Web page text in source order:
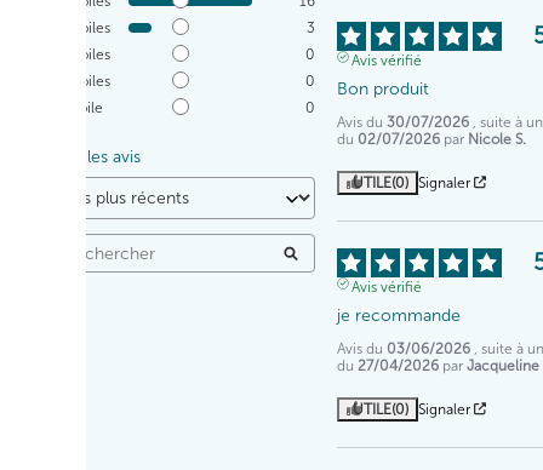
étoiles
3
étoiles
0
étoiles
0
étoile 0
Trier les avis
Avis vérifié
Bon produit
Avis du 30/07/2026
, suite à
du 02/07/2026 par Nicole S.
UTILE(0) Signaler
Avis vérifié
je recommande
Avis du 03/06/2026
, suite à
du 27/04/2026 par Jacqueline
UTILE(0) Signaler